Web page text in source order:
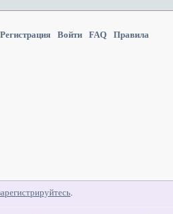
Регистрация Войти FAQ Правила
.